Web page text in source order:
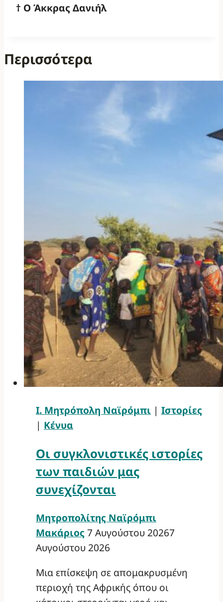
† O Άκκρας Δανιήλ
Περισσότερα
Ι. Μητρόπολη Ναϊρόμπι | Ιστορίες
| Κένυα
Οι συγκλονιστικές ιστορίες
των παιδιών μας
συνεχίζονται
Μητροπολίτης Ναϊρόμπι
Μακάριος7 Αυγούστου 20267
Αυγούστου 2026
Μια επίσκεψη σε απομακρυσμένη
περιοχή της Αφρικής όπου οι